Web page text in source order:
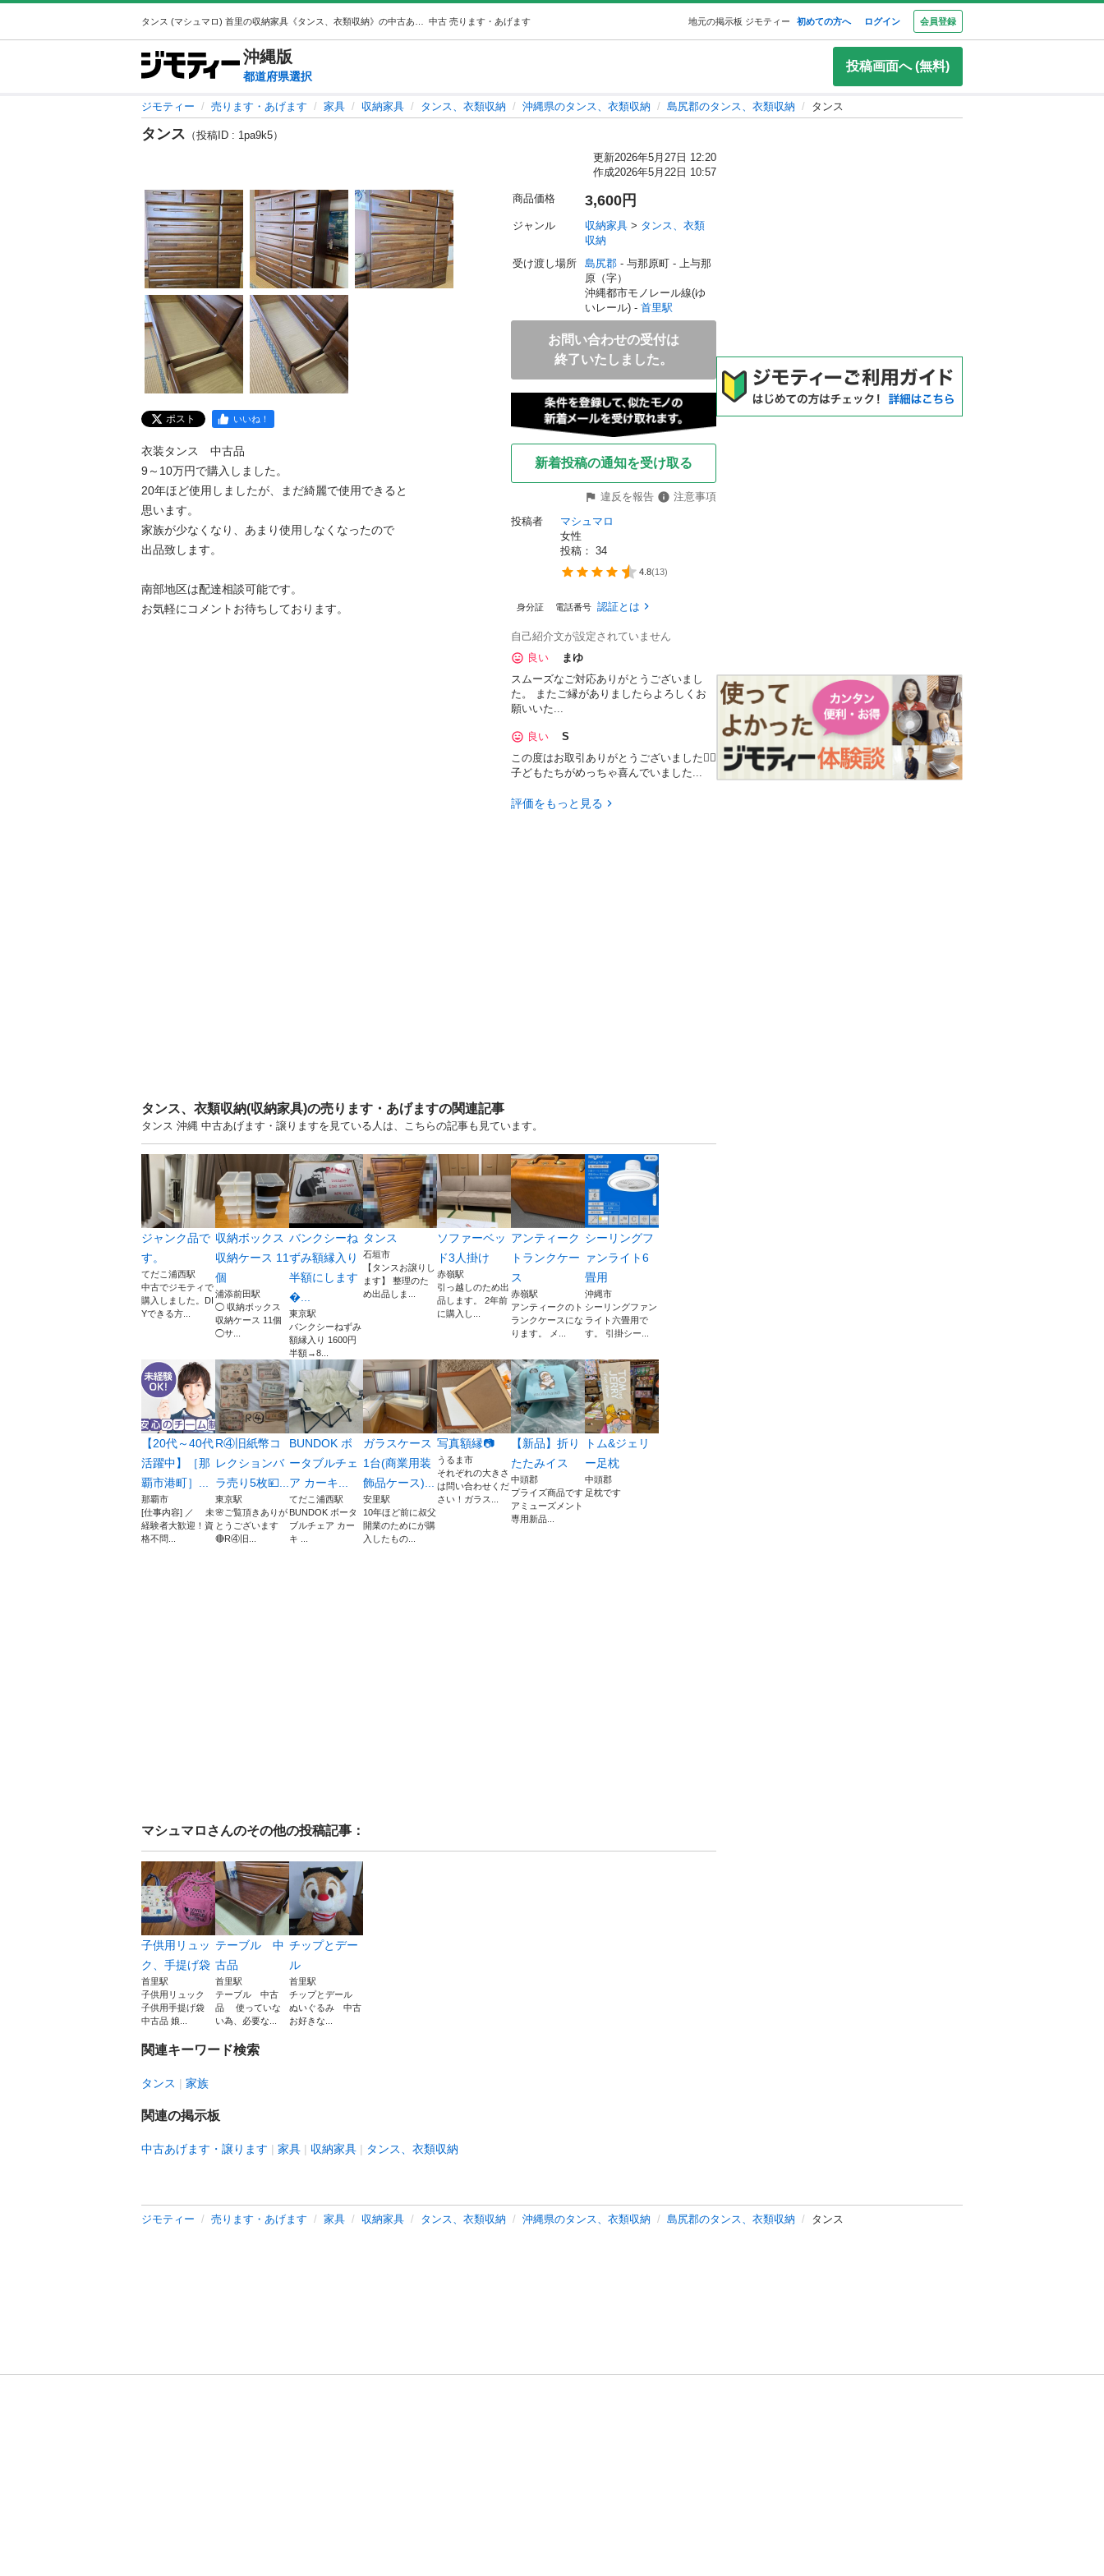
中古 売ります・あげます 地元の掲示板 ジモティー 初めての方へ ログイン 会員登録
沖縄版
都道府県選択
投稿画面へ (無料)
ジモティー 売ります・あげます 家具 収納家具 タンス、衣類収納 沖縄県のタンス、衣類収納 島尻郡のタンス、衣類収納 タンス
タンス （投稿ID : 1pa9k5）
更新2026年5月27日 12:20
作成2026年5月22日 10:57
ポスト いいね！
衣装タンス　中古品
9～10万円で購入しました。
20年ほど使用しましたが、まだ綺麗で使用できると
思います。
家族が少なくなり、あまり使用しなくなったので
出品致します。
南部地区は配達相談可能です。
お気軽にコメントお待ちしております。
商品価格 3,600円
ジャンル 収納家具 > タンス、衣類
収納
受け渡し場所
島尻郡 - 与那原町 - 上与那
原（字）
沖縄都市モノレール線(ゆ
いレール) - 首里駅
お問い合わせの受付は
終了いたしました。
新着投稿の通知を受け取る
違反を報告
注意事項
投稿者
マシュマロ
女性
投稿： 34
4.8(13)
身分証 電話番号 認証とは
自己紹介文が設定されていません
良い
まゆ
スムーズなご対応ありがとうございまし
た。 またご縁がありましたらよろしくお
願いいた...
良い
S
この度はお取引ありがとうございました🙇‍♀️
子どもたちがめっちゃ喜んでいました...
評価をもっと見る
タンス、衣類収納(収納家具)の売ります・あげますの関連記事
タンス 沖縄 中古あげます・譲りますを見ている人は、こちらの記事も見ています。
ジャンク品で
す。
てだこ浦西駅
中古でジモティで
購入しました。DI
Yできる方...
収納ボックス
収納ケース 11
個
浦添前田駅
◯ 収納ボックス
収納ケース 11個
◯サ...
バンクシーね
ずみ額縁入り
半額にします
...
東京駅
バンクシーねずみ
額縁入り 1600円
半額→8...
タンス
石垣市
【タンスお譲りし
ます】 整理のた
め出品しま...
ソファーベッ
ド3人掛け
赤嶺駅
引っ越しのため出
品します。 2年前
に購入し...
アンティーク
トランクケー
ス
赤嶺駅
アンティークのト
ランクケースにな
ります。 メ...
シーリングフ
ァンライト6
畳用
沖縄市
シーリングファン
ライト六畳用で
す。 引掛シー...
【20代～40代
活躍中】［那
覇市港町］...
那覇市
[仕事内容] ／ 未
経験者大歓迎！資
格不問...
R④旧紙幣コ
レクションバ
ラ売り5枚💴...
東京駅
🌸ご覧頂きありが
とうございます
🔴R④旧...
BUNDOK ボ
ータブルチェ
ア カーキ...
てだこ浦西駅
BUNDOK ボータ
ブルチェア カー
キ ...
ガラスケース
1台(商業用装
飾品ケース)...
安里駅
10年ほど前に叔父
開業のためにが購
入したもの...
写真額縁📷
うるま市
それぞれの大きさ
は問い合わせくだ
さい！ガラス...
【新品】折り
たたみイス
中頭郡
プライズ商品です
アミューズメント
専用新品...
トム&ジェリ
ー足枕
中頭郡
足枕です
マシュマロ さんのその他の投稿記事：
子供用リュッ
ク、手提げ袋
首里駅
子供用リュック
子供用手提げ袋
中古品 娘...
テーブル 中
古品
首里駅
テーブル 中古
品 使っていな
い為、必要な...
チップとデー
ル
首里駅
チップとデール
ぬいぐるみ 中古
お好きな...
関連キーワード検索
タンス 家族
関連の掲示板
中古あげます・譲ります 家具 収納家具 タンス、衣類収納
ジモティー 売ります・あげます 家具 収納家具 タンス、衣類収納 沖縄県のタンス、衣類収納 島尻郡のタンス、衣類収納 タンス